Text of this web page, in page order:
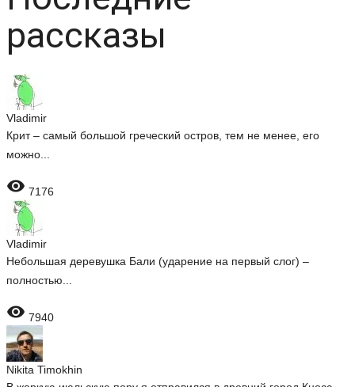
рассказы
Vladimir
Крит – самый большой греческий остров, тем не менее, его
можно...
 7176
Vladimir
Небольшая деревушка Бали (ударение на первый слог) –
полностью...
 7940
Nikita Timokhin